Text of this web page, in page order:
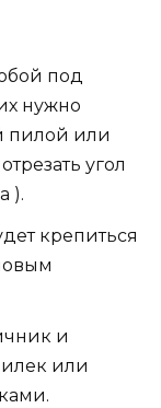
под
нужно
пилой или
угол
).
крепиться
и
или